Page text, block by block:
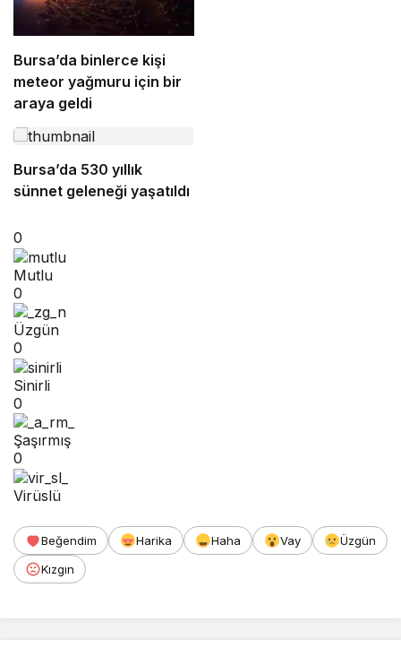
Bursa’da binlerce kişi
meteor yağmuru için bir
araya geldi
Bursa’da 530 yıllık
sünnet geleneği yaşatıldı
0
Mutlu
0
Üzgün
0
Sinirli
0
Şaşırmış
0
Virüslü
Beğendim Harika Haha Vay
Üzgün
Kızgın